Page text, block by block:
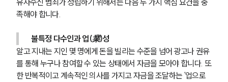
유사수신 범죄가 성립하기 위해서는 다음 두 가지 핵심 요건을 충
족해야 합니다.
불특정 다수인과 업(業)성
알고 지내는 지인 몇 명에게 돈을 빌리는 수준을 넘어 광고나 권유
를 통해 누구나 참여할 수 있는 상태에서 자금을 모아야 합니다. 또
한 반복적이고 계속적인 의사를 가지고 자금을 조달하는 '업으로